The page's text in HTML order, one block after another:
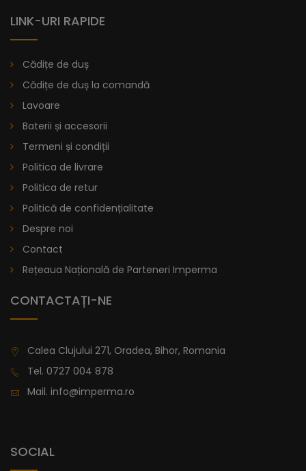
Lavoar Cu Bordură - Vitoria
De la914,11 lei
LINK-URI RAPIDE
Cădițe de duș
Cădițe de duș la comandă
Lavoare
Baterii și accesorii
Termeni și condiții
Politica de livrare
Politica de retur
Politică de confidențialitate
Despre noi
Contact
Rețeaua Națională de Parteneri Imperma
CONTACTAȚI-NE
Calea Clujului 271, Oradea, Bihor, Romania
Tel. 0727 004 878
Mail. info@imperma.ro
SOCIAL